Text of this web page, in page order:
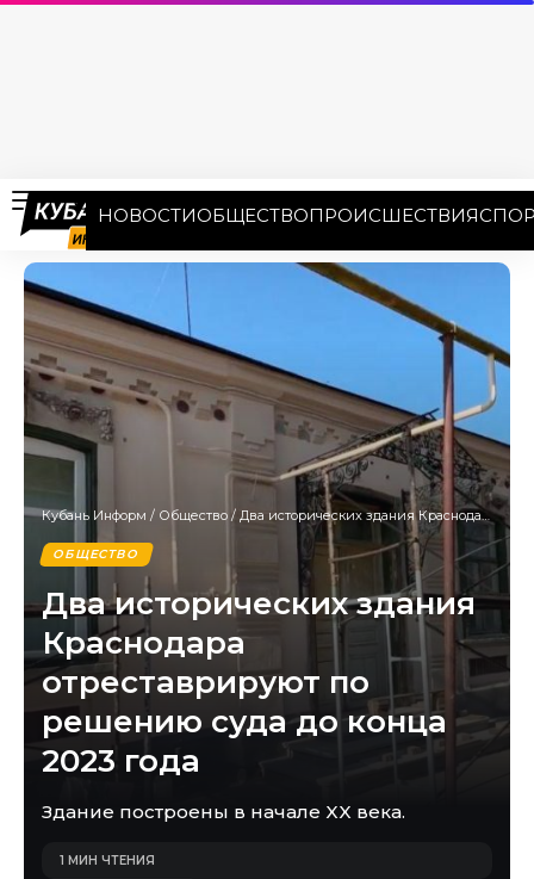
НОВОСТИОБЩЕСТВОПРОИСШЕСТВИЯ
Кубань Информ / Общество / Два исторических здания Краснодара отреставрируют по решению суда до конца 2023 года
ОБЩЕСТВО
Два исторических здания
Краснодара
отреставрируют по
решению суда до конца
2023 года
Здание построены в начале XX века.
1 МИН ЧТЕНИЯ